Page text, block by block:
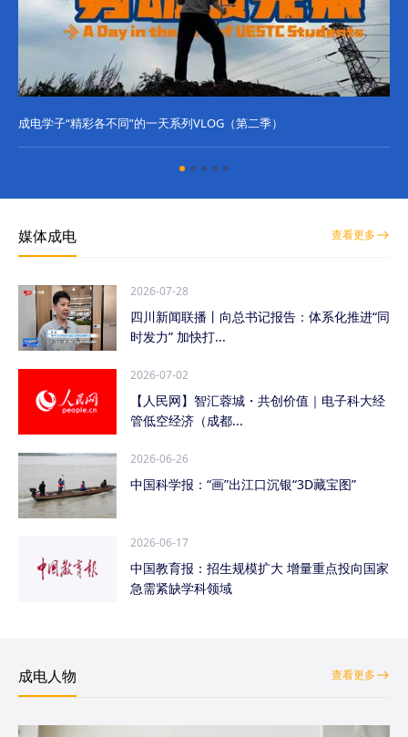
成电学子“精彩各不同”的一天系列VLOG（第二季）
媒体成电 查看更多
2026-07-28
四川新闻联播丨向总书记报告：体系化推进“同
时发力” 加快打...
2026-07-02
【人民网】智汇蓉城・共创价值｜电子科大经
管低空经济（成都...
2026-06-26
中国科学报：“画”出江口沉银“3D藏宝图”
2026-06-17
中国教育报：招生规模扩大 增量重点投向国家
急需紧缺学科领域
成电人物 查看更多